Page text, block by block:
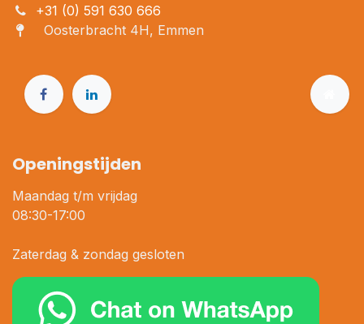
+31 (0) 591 630 666
Oosterbracht 4H, Emmen
Openingstijden
Maandag t/m vrijdag
08:30-17:00
Zaterdag & zondag gesloten